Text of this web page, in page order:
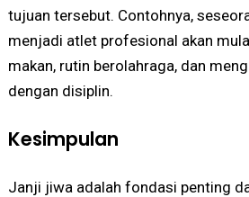
tujuan tersebut. Contohnya,
menjadi atlet profesional akan
makan, rutin berolahraga, dan
dengan disiplin.
Kesimpulan
Janji jiwa adalah fondasi penting